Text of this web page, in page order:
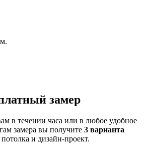
замер
в течении часа или в любое удобное
замера вы получите 3 варианта
и дизайн-проект.